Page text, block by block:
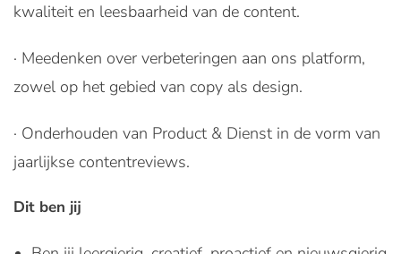
kwaliteit en leesbaarheid van de content.
· Meedenken over verbeteringen aan ons platform,
zowel op het gebied van copy als design.
· Onderhouden van Product & Dienst in de vorm van
jaarlijkse contentreviews.
Dit ben jij